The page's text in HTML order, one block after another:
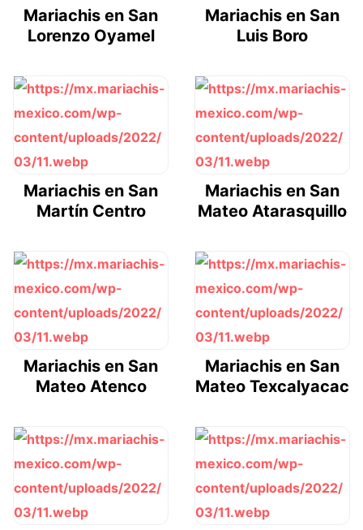
Mariachis en San
Lorenzo Oyamel
Mariachis en San
Luis Boro
Mariachis en San
Martín Centro
Mariachis en San
Mateo Atarasquillo
Mariachis en San
Mateo Atenco
Mariachis en San
Mateo Texcalyacac